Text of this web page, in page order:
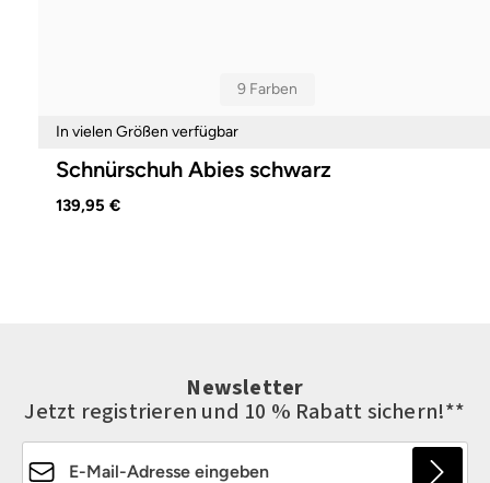
9 Farben
In vielen Größen verfügbar
Schnürschuh Abies schwarz
139,95 €
Newsletter
Jetzt registrieren und 10 % Rabatt sichern!**